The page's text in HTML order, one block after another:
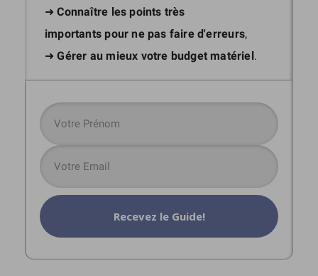
➜Connaître les points très
importants pour ne pas faire d'erreurs,
➜Gérer au mieux votre budget matériel .
Recevez le Guide!